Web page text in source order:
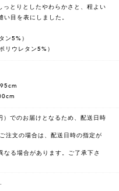
とりとしたやわらかさと、程よい
目を表にしました。
ン5%）
リウレタン5%）
でのお届けとなるため、配送日時
注文の場合は、配送日時の指定が
なる場合があります。ご了承下さ